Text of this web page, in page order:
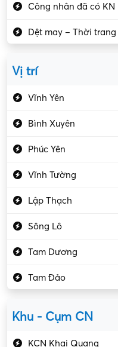
Công nhân đã có KN
Dệt may – Thời trang
Kiểm soát chất lượng
Kỹ sư cơ khí
Kỹ sư điện
Vị trí
Vĩnh Yên
Bình Xuyên
Phúc Yên
Vĩnh Tường
Lập Thạch
Sông Lô
Tam Dương
Tam Đảo
Khu - Cụm CN
KCN Khai Quang